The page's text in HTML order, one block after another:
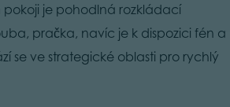
je pohodlná rozkládací
pračka, navíc je k dispozici fén a
se ve strategické oblasti pro rychlý